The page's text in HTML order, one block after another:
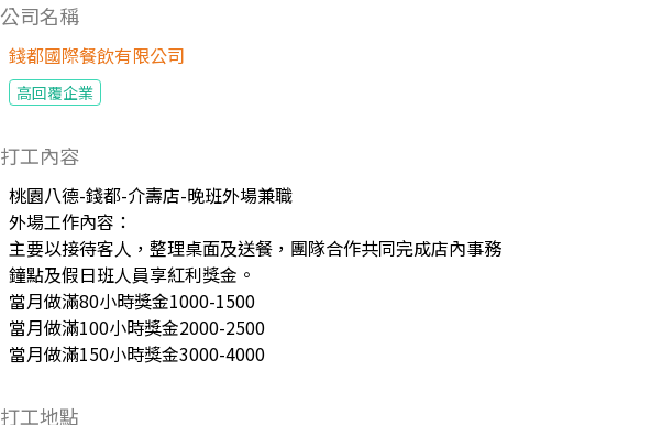
公司名稱
錢都國際餐飲有限公司
高回覆企業
打工內容
桃園八德-錢都-介壽店-晚班外場兼職
外場工作內容：
主要以接待客人，整理桌面及送餐，團隊合作共同完成店內事務
鐘點及假日班人員享紅利獎金。
當月做滿80小時獎金1000-1500
當月做滿100小時獎金2000-2500
當月做滿150小時獎金3000-4000
打工地點